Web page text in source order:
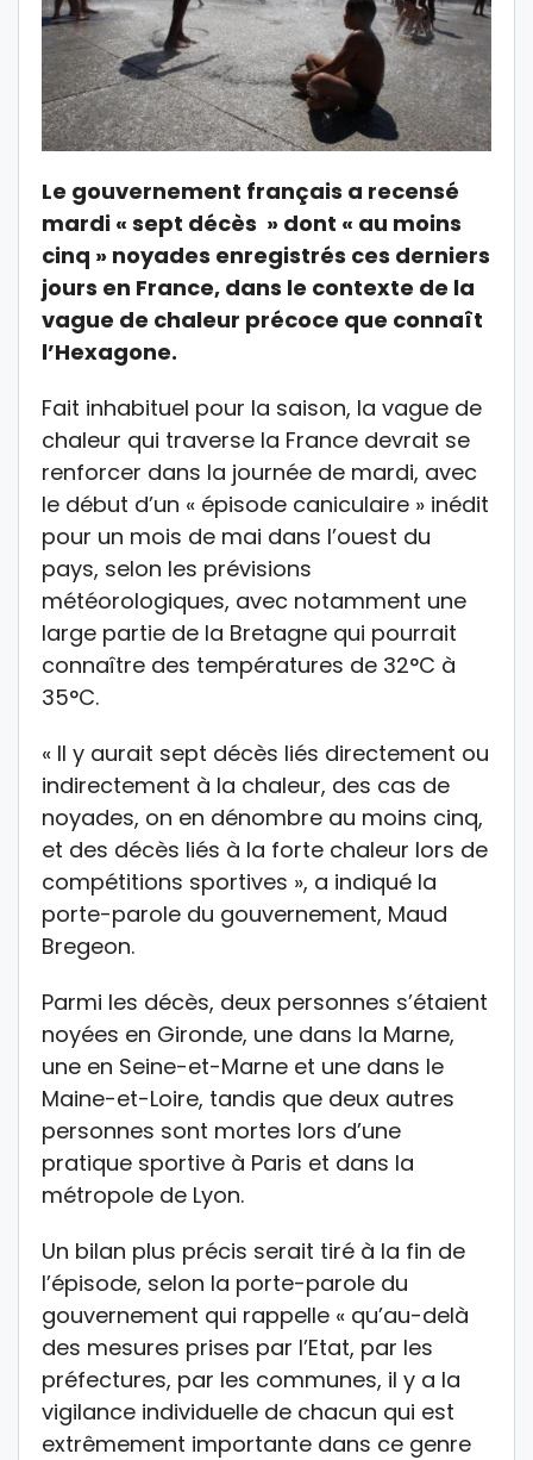
Le gouvernement français a recensé
mardi « sept décès » dont « au moins
cinq » noyades enregistrés ces derniers
jours en France, dans le contexte de la
vague de chaleur précoce que connaît
l’Hexagone.
Fait inhabituel pour la saison, la vague de
chaleur qui traverse la France devrait se
renforcer dans la journée de mardi, avec
le début d’un « épisode caniculaire » inédit
pour un mois de mai dans l’ouest du
pays, selon les prévisions
météorologiques, avec notamment une
large partie de la Bretagne qui pourrait
connaître des températures de 32°C à
35°C.
« Il y aurait sept décès liés directement ou
indirectement à la chaleur, des cas de
noyades, on en dénombre au moins cinq,
et des décès liés à la forte chaleur lors de
compétitions sportives », a indiqué la
porte-parole du gouvernement, Maud
Bregeon.
Parmi les décès, deux personnes s’étaient
noyées en Gironde, une dans la Marne,
une en Seine-et-Marne et une dans le
Maine-et-Loire, tandis que deux autres
personnes sont mortes lors d’une
pratique sportive à Paris et dans la
métropole de Lyon.
Un bilan plus précis serait tiré à la fin de
l’épisode, selon la porte-parole du
gouvernement qui rappelle « qu’au-delà
des mesures prises par l’Etat, par les
préfectures, par les communes, il y a la
vigilance individuelle de chacun qui est
extrêmement importante dans ce genre